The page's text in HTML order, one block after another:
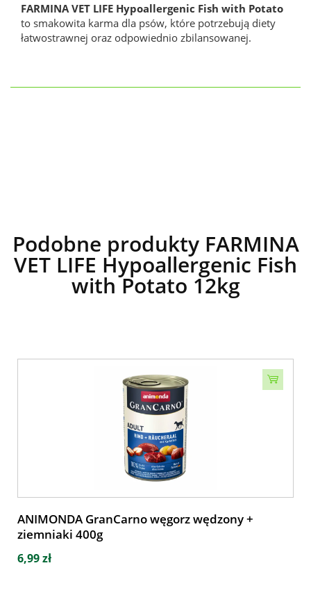
FARMINA VET LIFE Hypoallergenic Fish with Potato
to smakowita karma dla psów, które potrzebują diety
łatwostrawnej oraz odpowiednio zbilansowanej.
Podobne produkty FARMINA
VET LIFE Hypoallergenic Fish
with Potato 12kg
ANIMONDA GranCarno węgorz wędzony +
ziemniaki 400g
6,99 zł